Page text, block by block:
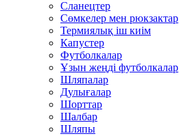
Сланецтер
Сөмкелер мен рюкзактар
Термиялық іш киім
Капустер
Футболкалар
Ұзын жеңді футболкалар
Шляпалар
Дулығалар
Шорттар
Шалбар
Шляпы